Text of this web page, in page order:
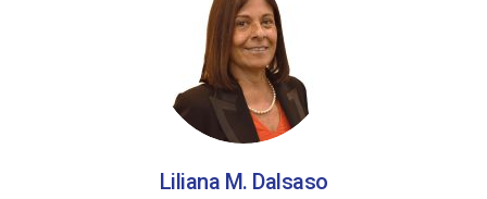
Liliana M. Dalsaso